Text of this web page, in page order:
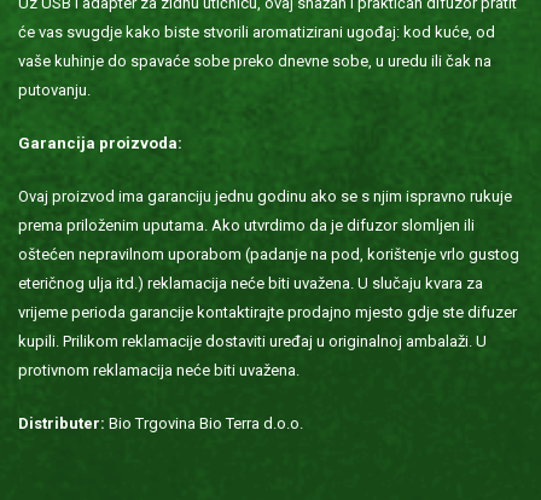
će vas svugdje kako biste stvorili aromatizirani ugođaj: kod kuće, od
vaše kuhinje do spavaće sobe preko dnevne sobe, u uredu ili čak na
putovanju.
Garancija proizvoda:
Ovaj proizvod ima garanciju jednu godinu ako se s njim ispravno rukuje
prema priloženim uputama. Ako utvrdimo da je difuzor slomljen ili
oštećen nepravilnom uporabom (padanje na pod, korištenje vrlo gustog
eteričnog ulja itd.) reklamacija neće biti uvažena. U slučaju kvara za
vrijeme perioda garancije kontaktirajte prodajno mjesto gdje ste difuzer
kupili. Prilikom reklamacije dostaviti uređaj u originalnoj ambalaži. U
protivnom reklamacija neće biti uvažena.
Distributer: Bio Trgovina Bio Terra d.o.o.